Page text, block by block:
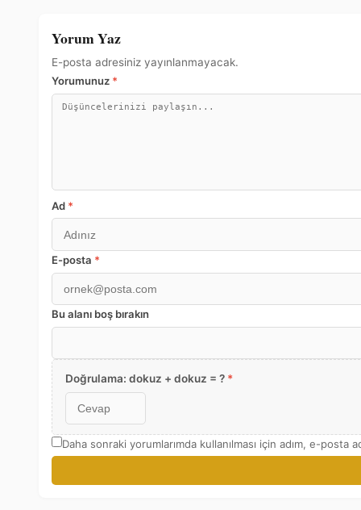
Yorum Yaz
E-posta adresiniz yayınlanmayacak.
Yorumunuz *
Ad *
E-posta *
Bu alanı boş bırakın
Doğrulama: dokuz + dokuz = ? *
Daha sonraki yorumlarımda kullanılması için adım, e-